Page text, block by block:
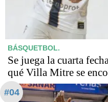
BÁSQUETBOL.
Se juega la cuarta
qué Villa Mitre se
#04